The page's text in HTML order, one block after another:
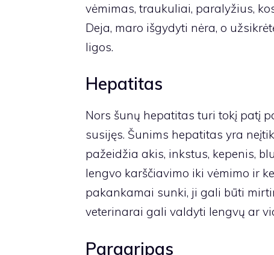
vėmimas, traukuliai, paralyžius,
Deja, maro išgydyti nėra, o
ligos.
Hepatitas
Nors šunų hepatitas turi tokį patį
susijęs. Šunims hepatitas yra
pažeidžia akis, inkstus, kepenis,
lengvo karščiavimo iki vėmimo ir
pakankamai sunki, ji gali būti
veterinarai gali valdyti lengvų ar
Paragripas